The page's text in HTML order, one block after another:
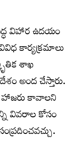
విహార ఉదయం
కార్యక్రమాలు
శాఖ
అంద చేస్తారు.
హాజరు కావాలని
వివరాల కోసం